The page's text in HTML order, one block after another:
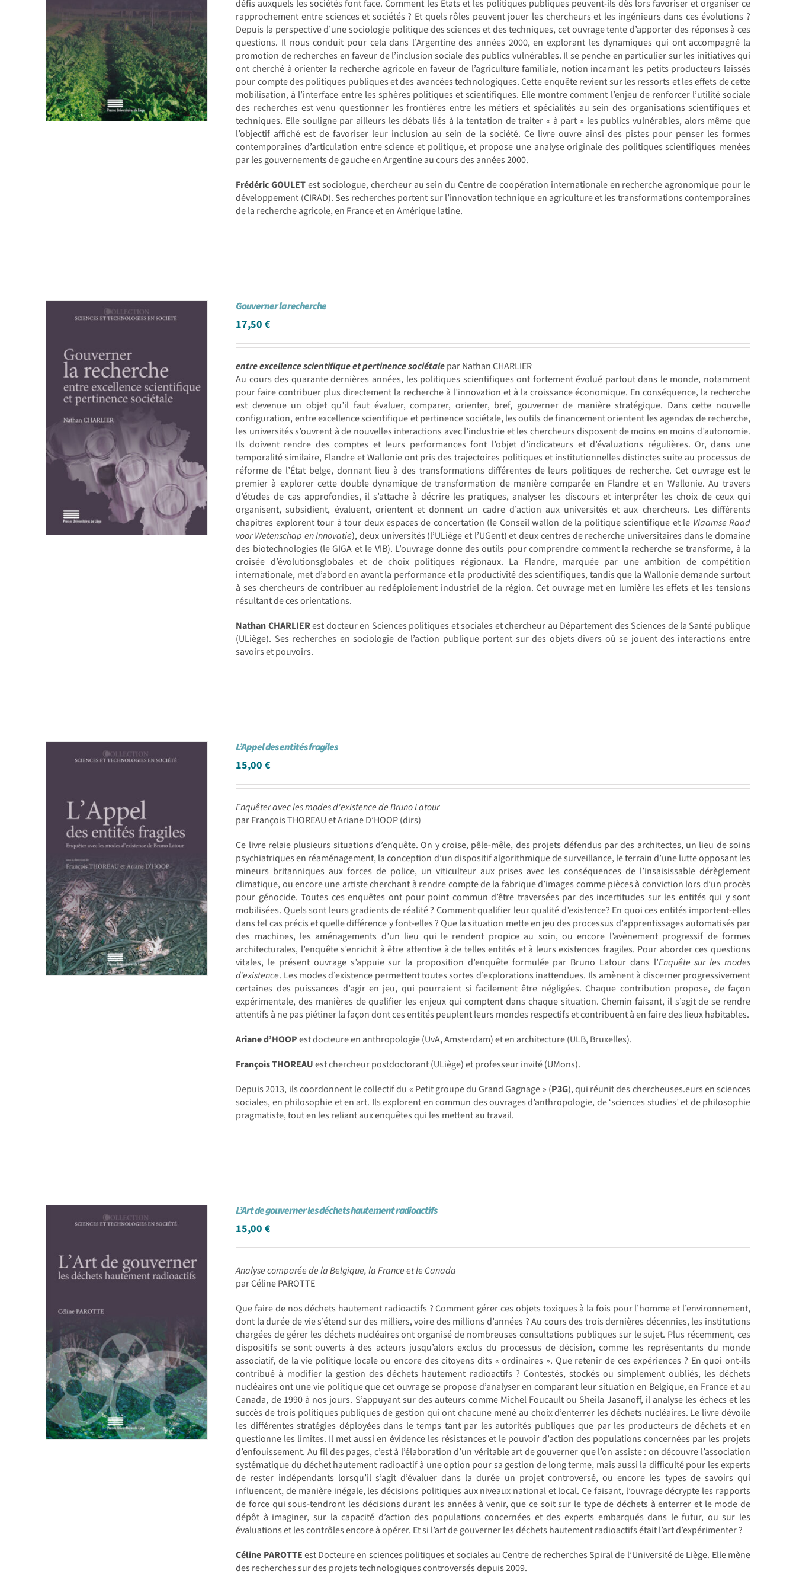
défis auxquels les sociétés font face. Comment les États et les politiques publiques peuvent-ils dès lors favoriser et organiser ce
rapprochement entre sciences et sociétés ? Et quels rôles peuvent jouer les chercheurs et les ingénieurs dans ces évolutions ?
Depuis la perspective d’une sociologie politique des sciences et des techniques, cet ouvrage tente d’apporter des réponses à ces
questions. Il nous conduit pour cela dans l’Argentine des années 2000, en explorant les dynamiques qui ont accompagné la
promotion de recherches en faveur de l’inclusion sociale des publics vulnérables. Il se penche en particulier sur les initiatives qui
ont cherché à orienter la recherche agricole en faveur de l’agriculture familiale, notion incarnant les petits producteurs laissés
pour compte des politiques publiques et des avancées technologiques. Cette enquête revient sur les ressorts et les effets de cette
mobilisation, à l’interface entre les sphères politiques et scientifiques. Elle montre comment l’enjeu de renforcer l’utilité sociale
des recherches est venu questionner les frontières entre les métiers et spécialités au sein des organisations scientifiques et
techniques. Elle souligne par ailleurs les débats liés à la tentation de traiter « à part » les publics vulnérables, alors même que
l’objectif affiché est de favoriser leur inclusion au sein de la société. Ce livre ouvre ainsi des pistes pour penser les formes
contemporaines d’articulation entre science et politique, et propose une analyse originale des politiques scientifiques menées
par les gouvernements de gauche en Argentine au cours des années 2000.
Frédéric GOULETest sociologue, chercheur au sein du Centre de coopération internationale en recherche agronomique pour le
développement (CIRAD). Ses recherches portent sur l’innovation technique en agriculture et les transformations contemporaines
de la recherche agricole, en France et en Amérique latine.
Gouverner la recherche
17,50€
entre excellence scientifique et pertinence sociétalepar Nathan CHARLIER
Au cours des quarante dernières années, les politiques scientifiques ont fortement évolué partout dans le monde, notamment
pour faire contribuer plus directement la recherche à l’innovation et à la croissance économique. En conséquence, la recherche
est devenue un objet qu’il faut évaluer, comparer, orienter, bref, gouverner de manière stratégique. Dans cette nouvelle
configuration, entre excellence scientifique et pertinence sociétale, les outils de financement orientent les agendas de recherche,
les universités s’ouvrent à de nouvelles interactions avec l’industrie et les chercheurs disposent de moins en moins d’autonomie.
Ils doivent rendre des comptes et leurs performances font l’objet d’indicateurs et d’évaluations régulières. Or, dans une
temporalité similaire, Flandre et Wallonie ont pris des trajectoires politiques et institutionnelles distinctes suite au processus de
réforme de l’État belge, donnant lieu à des transformations différentes de leurs politiques de recherche. Cet ouvrage est le
premier à explorer cette double dynamique de transformation de manière comparée en Flandre et en Wallonie. Au travers
d’études de cas approfondies, il s’attache à décrire les pratiques, analyser les discours et interpréter les choix de ceux qui
organisent, subsidient, évaluent, orientent et donnent un cadre d’action aux universités et aux chercheurs. Les différents
chapitres explorent tour à tour deux espaces de concertation (le Conseil wallon de la politique scientifique et le Vlaamse Raad
voor Wetenschap en Innovatie), deux universités (l’ULiège et l’UGent) et deux centres de recherche universitaires dans le domaine
des biotechnologies (le GIGA et le VIB). L’ouvrage donne des outils pour comprendre comment la recherche se transforme, à la
croisée d’évolutionsglobales et de choix politiques régionaux. La Flandre, marquée par une ambition de compétition
internationale, met d’abord en avant la performance et la productivité des scientifiques, tandis que la Wallonie demande surtout
à ses chercheurs de contribuer au redéploiement industriel de la région. Cet ouvrage met en lumière les effets et les tensions
résultant de ces orientations.
Nathan CHARLIERest docteur en Sciences politiques et sociales et chercheur au Département des Sciences de la Santé publique
(ULiège). Ses recherches en sociologie de l’action publique portent sur des objets divers où se jouent des interactions entre
savoirs et pouvoirs.
L’Appel des entités fragiles
15,00€
Enquêter avec les modes d'existence de Bruno Latour
par François THOREAU et Ariane D’HOOP (dirs)
Ce livre relaie plusieurs situations d’enquête. On y croise, pêle-mêle, des projets défendus par des architectes, un lieu de soins
psychiatriques en réaménagement, la conception d’un dispositif algorithmique de surveillance, le terrain d’une lutte opposant les
mineurs britanniques aux forces de police, un viticulteur aux prises avec les conséquences de l’insaisissable dérèglement
climatique, ou encore une artiste cherchant à rendre compte de la fabrique d’images comme pièces à conviction lors d’un procès
pour génocide. Toutes ces enquêtes ont pour point commun d’être traversées par des incertitudes sur les entités qui y sont
mobilisées. Quels sont leurs gradients de réalité ? Comment qualifier leur qualité d’existence? En quoi ces entités importent-elles
dans tel cas précis et quelle différence y font-elles ? Que la situation mette en jeu des processus d’apprentissages automatisés par
des machines, les aménagements d’un lieu qui le rendent propice au soin, ou encore l’avènement progressif de formes
architecturales, l’enquête s’enrichit à être attentive à de telles entités et à leurs existences fragiles. Pour aborder ces questions
vitales, le présent ouvrage s’appuie sur la proposition d’enquête formulée par Bruno Latour dans l’Enquête sur les modes
d’existence. Les modes d’existence permettent toutes sortes d’explorations inattendues. Ils amènent à discerner progressivement
certaines des puissances d’agir en jeu, qui pourraient si facilement être négligées. Chaque contribution propose, de façon
expérimentale, des manières de qualifier les enjeux qui comptent dans chaque situation. Chemin faisant, il s’agit de se rendre
attentifs à ne pas piétiner la façon dont ces entités peuplent leurs mondes respectifs et contribuent à en faire des lieux habitables.
Ariane d’HOOPest docteure en anthropologie (UvA, Amsterdam) et en architecture (ULB, Bruxelles).
François THOREAUest chercheur postdoctorant (ULiège) et professeur invité (UMons).
Depuis 2013, ils coordonnent le collectif du « Petit groupe du Grand Gagnage » (P3G), qui réunit des chercheuses.eurs en sciences
sociales, en philosophie et en art. Ils explorent en commun des ouvrages d’anthropologie, de ‘sciences studies’ et de philosophie
pragmatiste, tout en les reliant aux enquêtes qui les mettent au travail.
L’Art de gouverner les déchets hautement radioactifs
15,00€
Analyse comparée de la Belgique, la France et le Canada
par Céline PAROTTE
Que faire de nos déchets hautement radioactifs ? Comment gérer ces objets toxiques à la fois pour l’homme et l’environnement,
dont la durée de vie s’étend sur des milliers, voire des millions d’années ? Au cours des trois dernières décennies, les institutions
chargées de gérer les déchets nucléaires ont organisé de nombreuses consultations publiques sur le sujet. Plus récemment, ces
dispositifs se sont ouverts à des acteurs jusqu’alors exclus du processus de décision, comme les représentants du monde
associatif, de la vie politique locale ou encore des citoyens dits « ordinaires ». Que retenir de ces expériences ? En quoi ont-ils
contribué à modifier la gestion des déchets hautement radioactifs ? Contestés, stockés ou simplement oubliés, les déchets
nucléaires ont une vie politique que cet ouvrage se propose d’analyser en comparant leur situation en Belgique, en France et au
Canada, de 1990 à nos jours. S’appuyant sur des auteurs comme Michel Foucault ou Sheila Jasanoff, il analyse les échecs et les
succès de trois politiques publiques de gestion qui ont chacune mené au choix d’enterrer les déchets nucléaires. Le livre dévoile
les différentes stratégies déployées dans le temps tant par les autorités publiques que par les producteurs de déchets et en
questionne les limites. Il met aussi en évidence les résistances et le pouvoir d’action des populations concernées par les projets
d’enfouissement. Au fil des pages, c’est à l’élaboration d’un véritable art de gouverner que l’on assiste : on découvre l’association
systématique du déchet hautement radioactif à une option pour sa gestion de long terme, mais aussi la difficulté pour les experts
de rester indépendants lorsqu’il s’agit d’évaluer dans la durée un projet controversé, ou encore les types de savoirs qui
influencent, de manière inégale, les décisions politiques aux niveaux national et local. Ce faisant, l’ouvrage décrypte les rapports
de force qui sous-tendront les décisions durant les années à venir, que ce soit sur le type de déchets à enterrer et le mode de
dépôt à imaginer, sur la capacité d’action des populations concernées et des experts embarqués dans le futur, ou sur les
évaluations et les contrôles encore à opérer. Et si l’art de gouverner les déchets hautement radioactifs était l’art d’expérimenter ?
Céline PAROTTEest Docteure en sciences politiques et sociales au Centre de recherches Spiral de l’Université de Liège. Elle mène
des recherches sur des projets technologiques controversés depuis 2009.